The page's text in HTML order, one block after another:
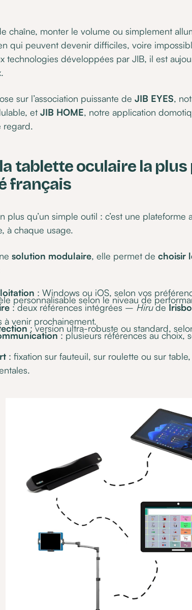
chaîne, monter le volume ou simplement
qui peuvent devenir difficiles, voire
technologies développées par JIB, il est
sur l’association puissante de JIB EYES,
et JIB HOME, notre application
regard.
la tablette oculaire la
français
plus qu’un simple outil : c’est une
à chaque usage.
solution modulaire, elle permet de choisir
: Windows ou iOS, selon vos
personnalisable selon le niveau de
: deux références intégrées –Hirude
à venir prochainement.
: version ultra-robuste ou standard,
: plusieurs références au choix,
: fixation sur fauteuil, sur roulette ou sur